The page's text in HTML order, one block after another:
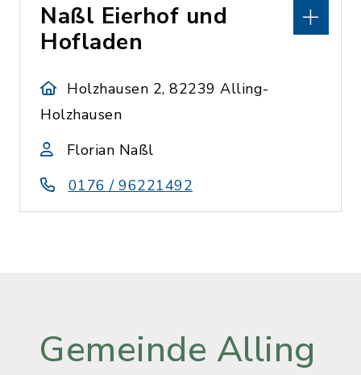
Naßl Eierhof und
Hofladen
Holzhausen 2, 82239 Alling-
Holzhausen
Florian Naßl
0176 / 96221492
Gemeinde Alling